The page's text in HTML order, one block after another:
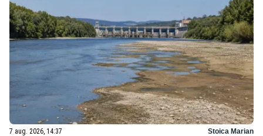
7 aug. 2026, 14:37 Stoica Marian